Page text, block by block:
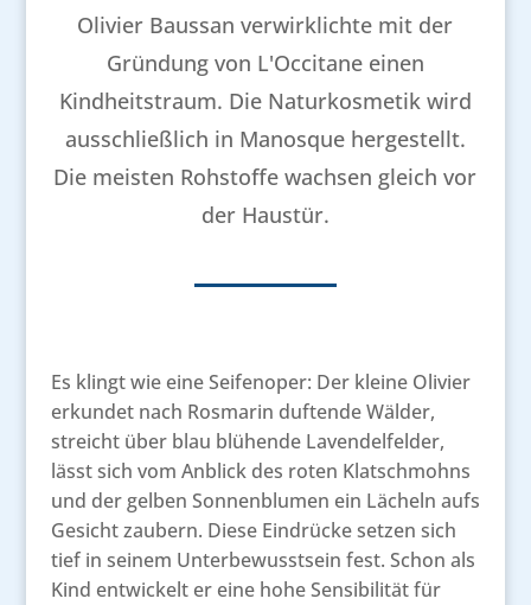
Olivier Baussan verwirklichte mit der
Gründung von L'Occitane einen
Kindheitstraum. Die Naturkosmetik wird
ausschließlich in Manosque hergestellt.
Die meisten Rohstoffe wachsen gleich vor
der Haustür.
Es klingt wie eine Seifenoper: Der kleine Olivier
erkundet nach Rosmarin duftende Wälder,
streicht über blau blühende Lavendelfelder,
lässt sich vom Anblick des roten Klatschmohns
und der gelben Sonnenblumen ein Lächeln aufs
Gesicht zaubern. Diese Eindrücke setzen sich
tief in seinem Unterbewusstsein fest. Schon als
Kind entwickelt er eine hohe Sensibilität für